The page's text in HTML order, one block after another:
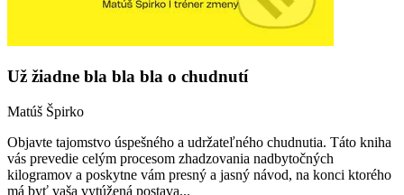
Už žiadne bla bla bla o chudnutí
Matúš Špirko
Objavte tajomstvo úspešného a udržateľného chudnutia. Táto kniha
vás prevedie celým procesom zhadzovania nadbytočných
kilogramov a poskytne vám presný a jasný návod, na konci ktorého
má byť vaša vytúžená postava...